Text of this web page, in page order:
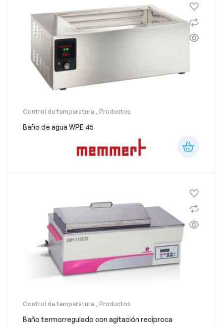
Control de temperatura , Productos
Baño de agua WPE 45
Control de temperatura , Productos
Baño termorregulado con agitación reciproca